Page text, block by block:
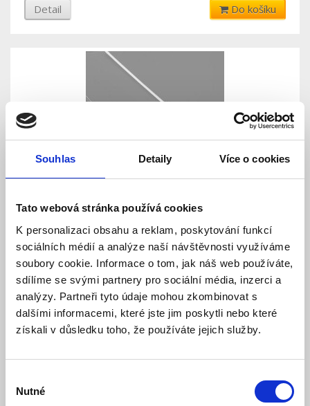
Souhlas Detaily Více o cookies
Tato webová stránka používá cookies
K personalizaci obsahu a reklam, poskytování funkcí
sociálních médií a analýze naší návštěvnosti využíváme
soubory cookie. Informace o tom, jak náš web používáte,
sdílíme se svými partnery pro sociální média, inzerci a
analýzy. Partneři tyto údaje mohou zkombinovat s
dalšími informacemi, které jste jim poskytli nebo které
získali v důsledku toho, že používáte jejich služby.
souhlasu
Nutné
Detail Do košíku
Difuzor MATNÝ pro profily FKU 11,12, 60 - 2m
31 Kč
35 Kč
Detail Do košíku